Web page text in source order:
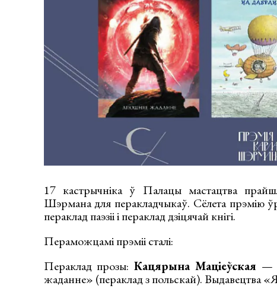
17 кастрычніка ў Палацы мастацтва
Шэрмана для перакладчыкаў. Сёлета прэмію
пераклад паэзіі і пераклад дзіцячай кнігі.
Пераможцамі прэміі сталі:
Пераклад прозы: Кацярына Маціеўская —
жаданне» (пераклад з польскай). Выдавецтва